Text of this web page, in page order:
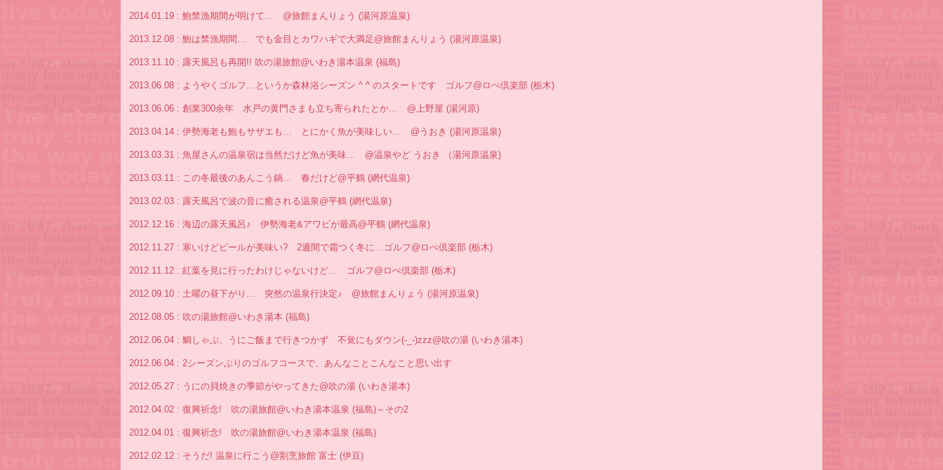
2014.01.19 : 鮑禁漁期間が明けて… @旅館まんりょう (湯河原温泉)
2013.12.08 : 鮑は禁漁期間… でも金目とカワハギで大満足@旅館まんりょう (湯河原温泉)
2013.11.10 : 露天風呂も再開!! 吹の湯旅館@いわき湯本温泉 (福島)
2013.06.08 : ようやくゴルフ…というか森林浴シーズン ^ ^ のスタートです ゴルフ@ロぺ倶楽部 (栃木)
2013.06.06 : 創業300余年 水戸の黄門さまも立ち寄られたとか… @上野屋 (湯河原)
2013.04.14 : 伊勢海老も鮑もサザエも… とにかく魚が美味しい… @うおき (湯河原温泉)
2013.03.31 : 魚屋さんの温泉宿は当然だけど魚が美味… @温泉やど うおき （湯河原温泉)
2013.03.11 : この冬最後のあんこう鍋… 春だけど@平鶴 (網代温泉)
2013.02.03 : 露天風呂で波の音に癒される温泉@平鶴 (網代温泉)
2012.12.16 : 海辺の露天風呂♪ 伊勢海老&アワビが最高@平鶴 (網代温泉)
2012.11.27 : 寒いけどビールが美味い? 2週間で霜つく冬に…ゴルフ@ロぺ倶楽部 (栃木)
2012.11.12 : 紅葉を見に行ったわけじゃないけど… ゴルフ@ロぺ倶楽部 (栃木)
2012.09.10 : 土曜の昼下がり… 突然の温泉行決定♪ @旅館まんりょう (湯河原温泉)
2012.08.05 : 吹の湯旅館@いわき湯本 (福島)
2012.06.04 : 鯛しゃぶ、うにご飯まで行きつかず 不覚にもダウン(-_-)zzz@吹の湯 (いわき湯本)
2012.06.04 : 2シーズンぶりのゴルフコースで、あんなことこんなこと思い出す
2012.05.27 : うにの貝焼きの季節がやってきた@吹の湯 (いわき湯本)
2012.04.02 : 復興祈念! 吹の湯旅館@いわき湯本温泉 (福島)～その2
2012.04.01 : 復興祈念! 吹の湯旅館@いわき湯本温泉 (福島)
2012.02.12 : そうだ! 温泉に行こう@割烹旅館 富士 (伊豆)